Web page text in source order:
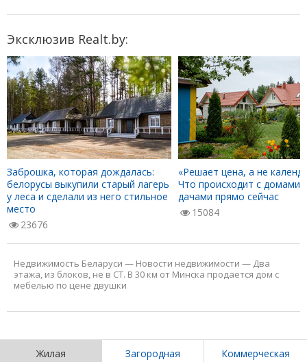
Эксклюзив Realt.by:
Заброшка, которая дождалась:
белорусы выкупили старый лагерь
у леса и сделали из него стильное
место
23676
«Решает цена, а не
Что происходит с домами
дачами прямо сейчас
15084
Недвижимость Беларуси — Новости недвижимости — Два
этажа, из блоков, не в СТ. В 30 км от Минска продается дом с
мебелью по цене двушки
Жилая Загородная Коммерческая